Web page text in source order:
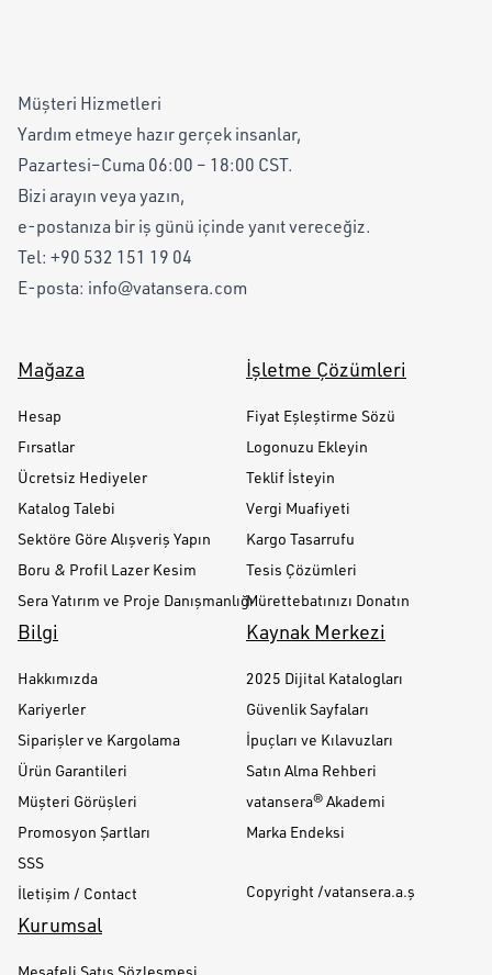
Müşteri Hizmetleri
Yardım etmeye hazır gerçek insanlar,
Pazartesi–Cuma 06:00 – 18:00 CST.
Bizi arayın veya yazın,
e-postanıza bir iş günü içinde yanıt vereceğiz.
Tel: +90 532 151 19 04
E-posta: info@vatansera.com
Mağaza
Hesap
Fırsatlar
Ücretsiz Hediyeler
Katalog Talebi
Sektöre Göre Alışveriş Yapın
Boru & Profil Lazer Kesim
Sera Yatırım ve Proje Danışmanlığı
İşletme Çözümleri
Fiyat Eşleştirme Sözü
Logonuzu Ekleyin
Teklif İsteyin
Vergi Muafiyeti
Kargo Tasarrufu
Tesis Çözümleri
Mürettebatınızı Donatın
Bilgi
Hakkımızda
Kariyerler
Siparişler ve Kargolama
Ürün Garantileri
Müşteri Görüşleri
Promosyon Şartları
SSS
İletişim / Contact
Kaynak Merkezi
2025 Dijital Katalogları
Güvenlik Sayfaları
İpuçları ve Kılavuzları
Satın Alma Rehberi
vatansera® Akademi
Marka Endeksi
Copyright /vatansera.a.ş
Kurumsal
Mesafeli Satış Sözleşmesi